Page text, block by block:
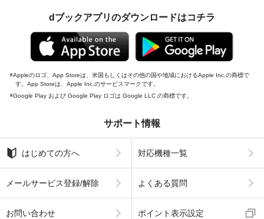
dブックアプリのダウンロードはコチラ
Appleのロゴ、App Storeは、米国もしくはその他の国や地域におけるApple Inc.の商標で
す。App Storeは、Apple Inc.のサービスマークです。
Google Play および Google Play ロゴは Google LLC の商標です。
サポート情報
はじめての方へ 対応機種一覧
メールサービス登録/解除 よくある質問
お問い合わせ ポイント表示設定